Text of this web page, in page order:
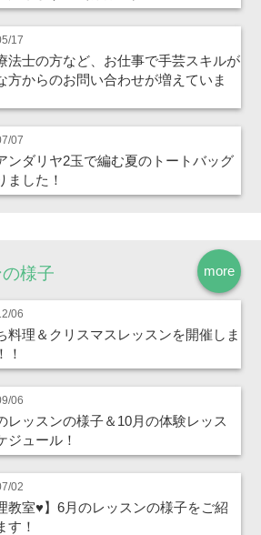
17
法士の方など、お仕事で手芸スキルが
方からのお問い合わせが増えていま
07
ンダリヤ2玉で編む夏のトートバッグ
ました！
more
様子
06
料理＆クリスマスレッスンを開催しま
！
06
レッスンの様子＆10月の体験レッス
ジュール！
02
教室♥】6月のレッスンの様子をご紹
す！